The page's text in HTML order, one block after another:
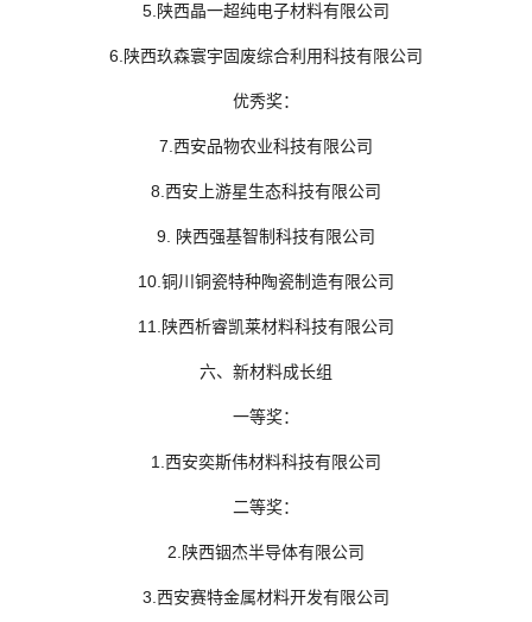
5.陕西晶一超纯电子材料有限公司
6.陕西玖森寰宇固废综合利用科技有限公司
优秀奖：
7.西安品物农业科技有限公司
8.西安上游星生态科技有限公司
9. 陕西强基智制科技有限公司
10.铜川铜瓷特种陶瓷制造有限公司
11.陕西析睿凯莱材料科技有限公司
六、新材料成长组
一等奖：
1.西安奕斯伟材料科技有限公司
二等奖：
2.陕西铟杰半导体有限公司
3.西安赛特金属材料开发有限公司